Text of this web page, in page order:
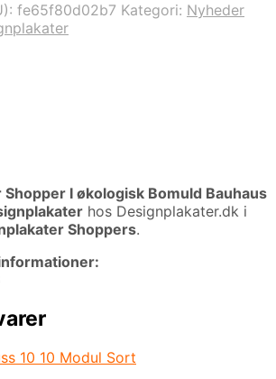
fe65f80d02b7 Kategori: Nyheder
Shopper I økologisk Bomuld Bauhaus
hos Designplakater.dk i
Shoppers.